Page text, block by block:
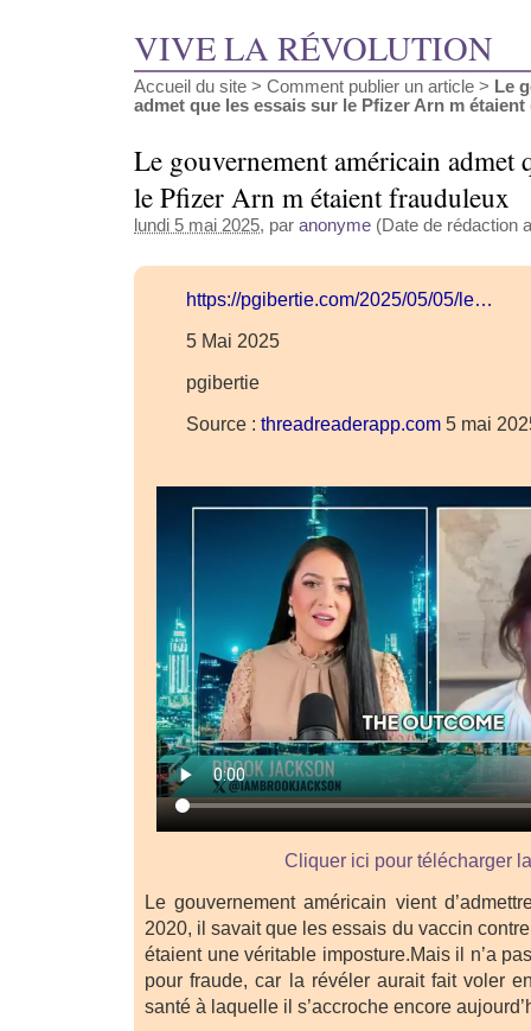
VIVE LA RÉVOLUTION
Accueil du site > Comment publier un article > Le
admet que les essais sur le Pfizer Arn m étaient
Le gouvernement américain admet
le Pfizer Arn m étaient frauduleux
lundi 5 mai 2025, par anonyme (Date de rédaction
https://pgibertie.com/2025/05/05/le…
5 Mai 2025
pgibertie
Source : threadreaderapp.com 5 mai
Cliquer ici pour télécharger
Le gouvernement américain vient
2020, il savait que les essais du vaccin
étaient une véritable imposture.Mais il n’a
pour fraude, car la révéler aurait fait voler
santé à laquelle il s’accroche encore